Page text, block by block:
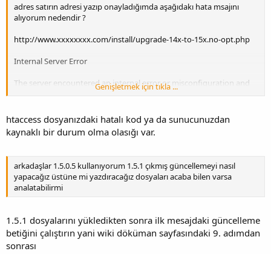
adres satırın adresi yazıp onayladığımda aşağıdakı hata msajını
alıyorum nedendir ?
http://www.xxxxxxxx.com/install/upgrade-14x-to-15x.no-opt.php
Internal Server Error
The server encountered an internal error or misconfiguration and
was unable to complete your request.
mesajı alıyorum neden acaba ?
Genişletmek için tıkla ...
htaccess dosyanızdaki hatalı kod ya da sunucunuzdan
kaynaklı bir durum olma olasığı var.
arkadaşlar 1.5.0.5 kullanıyorum 1.5.1 çıkmış güncellemeyi nasıl
yapacağız üstüne mi yazdıracağız dosyaları acaba bilen varsa
analatabilirmi
1.5.1 dosyalarını yükledikten sonra ilk mesajdaki güncelleme
betiğini çalıştırın yani wiki döküman sayfasındaki 9. adımdan
sonrası